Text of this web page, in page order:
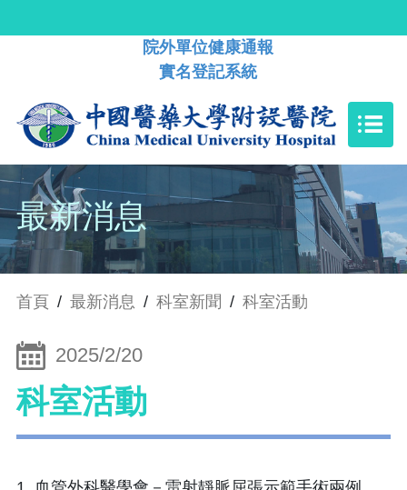
院外單位健康通報
實名登記系統
最新消息
首頁 / 最新消息 / 科室新聞 / 科室活動
2025/2/20
科室活動